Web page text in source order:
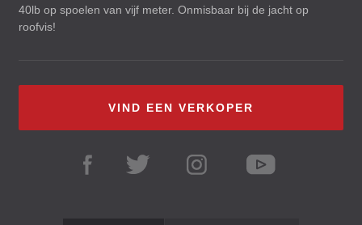
40lb op spoelen van vijf meter. Onmisbaar bij de jacht op
roofvis!
VIND EEN VERKOPER